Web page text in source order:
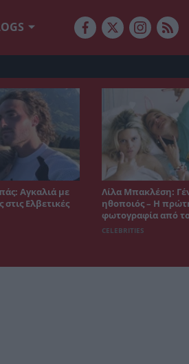
Αγκαλιά με
Ελβετικές
Λίλα Μπακλέση:
ηθοποιός – Η
φωτογραφία από
CELEBRITIES